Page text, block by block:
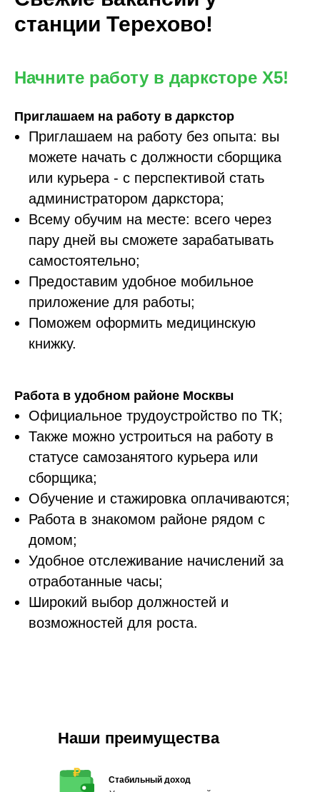
станции Терехово!
Начните работу в дарксторе X5!
Приглашаем на работу в даркстор
Приглашаем на работу без опыта: вы
можете начать с должности сборщика
или курьера - с перспективой стать
администратором даркстора;
Всему обучим на месте: всего через
пару дней вы сможете зарабатывать
самостоятельно;
Предоставим удобное мобильное
приложение для работы;
Поможем оформить медицинскую
книжку.
Работа в удобном районе Москвы
Официальное трудоустройство по ТК;
Также можно устроиться на работу в
статусе самозанятого курьера или
сборщика;
Обучение и стажировка оплачиваются;
Работа в знакомом районе рядом с
домом;
Удобное отслеживание начислений за
отработанные часы;
Широкий выбор должностей и
возможностей для роста.
Наши преимущества
Стабильный доход